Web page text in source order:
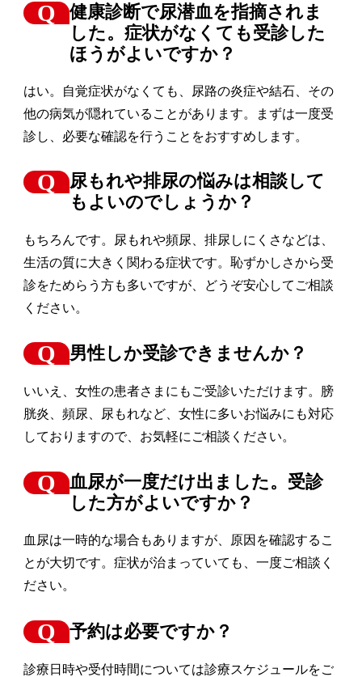
健康診断で尿潜血を指摘されま
した。症状がなくても受診した
ほうがよいですか？
はい。自覚症状がなくても、尿路の炎症や結石、その
他の病気が隠れていることがあります。まずは一度受
診し、必要な確認を行うことをおすすめします。
尿もれや排尿の悩みは相談して
もよいのでしょうか？
もちろんです。尿もれや頻尿、排尿しにくさなどは、
生活の質に大きく関わる症状です。恥ずかしさから受
診をためらう方も多いですが、どうぞ安心してご相談
ください。
男性しか受診できませんか？
いいえ、女性の患者さまにもご受診いただけます。膀
胱炎、頻尿、尿もれなど、女性に多いお悩みにも対応
しておりますので、お気軽にご相談ください。
血尿が一度だけ出ました。受診
した方がよいですか？
血尿は一時的な場合もありますが、原因を確認するこ
とが大切です。症状が治まっていても、一度ご相談く
ださい。
予約は必要ですか？
診療日時や受付時間については診療スケジュールをご